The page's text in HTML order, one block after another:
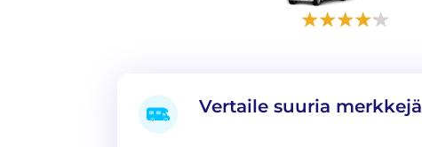
Vertaile suuria merkkejä